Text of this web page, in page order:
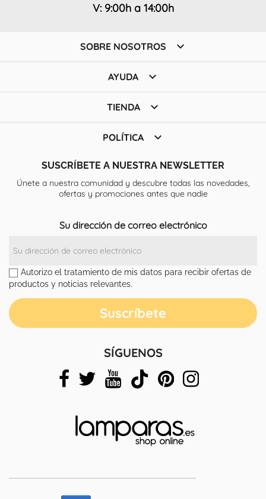
V: 9:00h a 14:00h
SOBRE NOSOTROS 
AYUDA 
TIENDA 
POLÍTICA 
SUSCRÍBETE A NUESTRA NEWSLETTER
Únete a nuestra comunidad y descubre todas las novedades,
ofertas y promociones antes que nadie
Su dirección de correo electrónico
Autorizo el tratamiento de mis datos para recibir ofertas de
productos y noticias relevantes.
SÍGUENOS